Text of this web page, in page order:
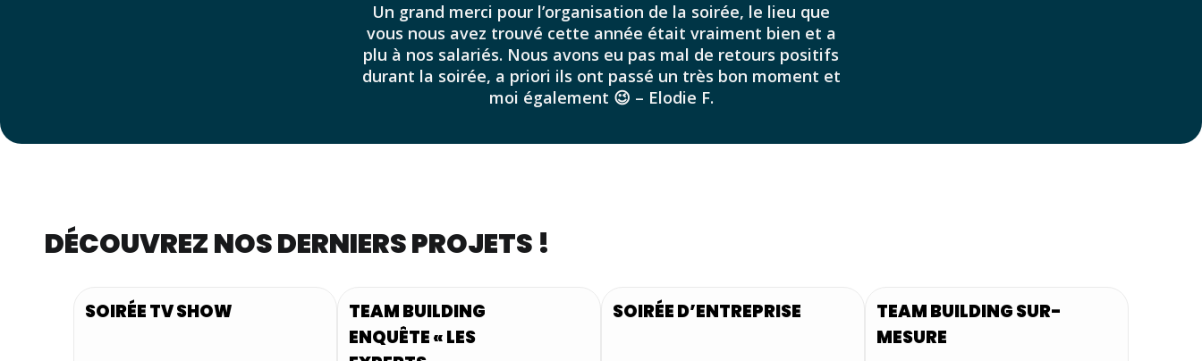
Un grand merci pour l’organisation de la soirée, le lieu que
vous nous avez trouvé cette année était vraiment bien et a
plu à nos salariés. Nous avons eu pas mal de retours positifs
durant la soirée, a priori ils ont passé un très bon moment et
moi également 😉 – Elodie F.
DÉCOUVREZ NOS DERNIERS PROJETS !
SOIRÉE TV SHOW
TEAM BUILDING
ENQUÊTE « LES
SOIRÉE D’ENTREPRISE
TEAM BUILDING SUR-
MESURE